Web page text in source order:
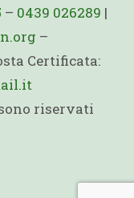
– 0439 026289 |
–
Certificata:
riservati